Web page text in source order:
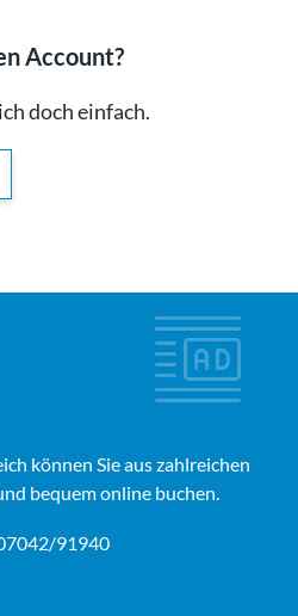
Account?
doch einfach.
können Sie aus zahlreichen
bequem online buchen.
91940